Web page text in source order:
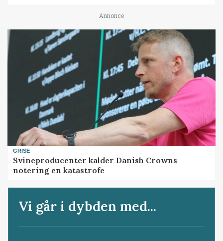
Annonce
GRISE
Svineproducenter kalder Danish Crowns
notering en katastrofe
Vi går i dybden med...